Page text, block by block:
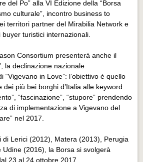
del Po” alla VI Edizione della “Borsa
culturale”, incontro business to
territori partner del Mirabilia Network e
turistici internazionali.
Consortium presenterà anche il
la declinazione nazionale
“Vigevano in Love”: l’obiettivo è quello
dei più bei borghi d’Italia alle keyword
“fascinazione”, “stupore” prendendo
di implementazione a Vigevano del
nel 2017.
di Lerici (2012), Matera (2013), Perugia
(2016), la Borsa si svolgerà
23 al 24 ottobre 2017.